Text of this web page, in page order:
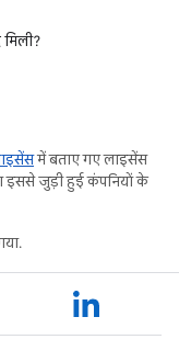
में बताए गए लाइसेंस
इससे जुड़ी हुई कंपनियों के